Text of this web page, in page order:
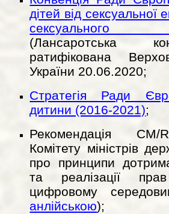
дітей від сексуальної
сексуального
(Лансаротська
ратифікована
України 20.06.2020;
Стратегія Ради
дитини (2016-2021);
Рекомендація
Комітету міністрів
про принципи
та реалізації
цифровому
анлійською);